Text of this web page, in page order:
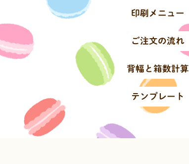
印刷メニュー
ご注文の流れ
背幅と箱数計算
テンプレート